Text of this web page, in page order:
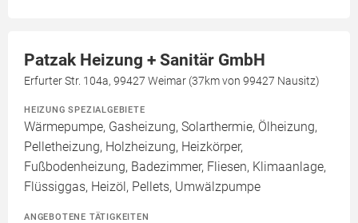
Patzak Heizung + Sanitär GmbH
Erfurter Str. 104a, 99427 Weimar (37km von 99427 Nausitz)
HEIZUNG SPEZIALGEBIETE
Wärmepumpe, Gasheizung, Solarthermie, Ölheizung,
Pelletheizung, Holzheizung, Heizkörper,
Fußbodenheizung, Badezimmer, Fliesen, Klimaanlage,
Flüssiggas, Heizöl, Pellets, Umwälzpumpe
ANGEBOTENE TÄTIGKEITEN